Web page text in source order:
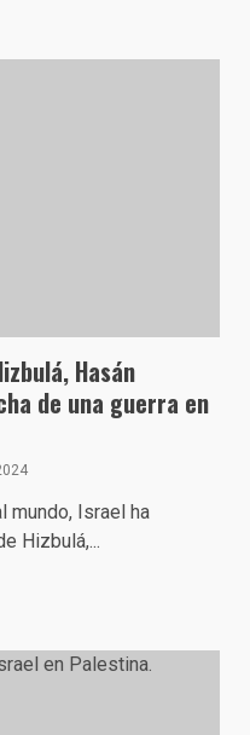
Hasán
de una guerra en
mundo, Israel ha
Hizbulá,...